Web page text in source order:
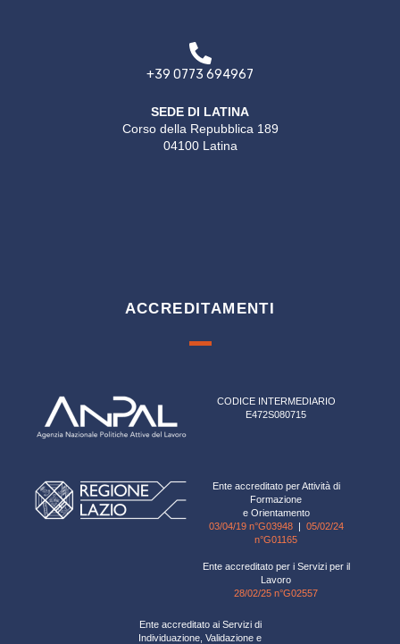
+39 0773 694967
SEDE DI LATINA
Corso della Repubblica 189
04100 Latina
ACCREDITAMENTI
CODICE INTERMEDIARIO
E472S080715
Ente accreditato per Attività di
Formazione
e Orientamento
03/04/19 n°G03948| 05/02/24
n°G01165
Ente accreditato per i Servizi per il
Lavoro
28/02/25 n°G02557
Ente accreditato ai Servizi di
Individuazione, Validazione e